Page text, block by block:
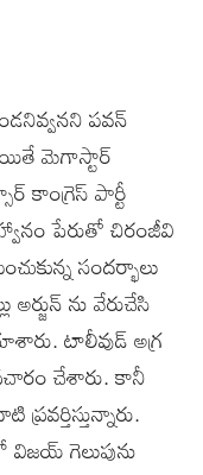
పవన్
మెగాస్టార్
కాంగ్రెస్ పార్టీ
పేరుతో చిరంజీవి
సందర్భాలు
ను వేరుచేసి
టాలీవుడ్ అగ్ర
చేశారు. కానీ
గెలుపును